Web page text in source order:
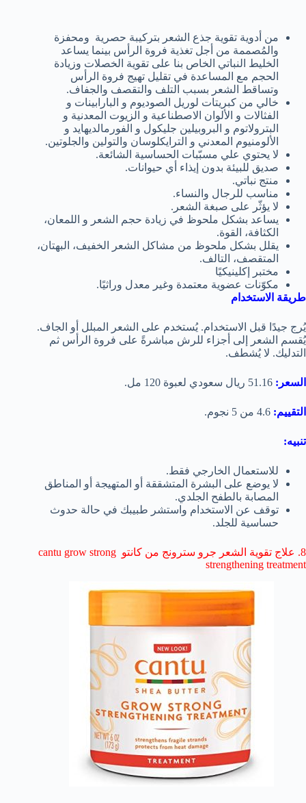
من أدوية تقوية جذع الشعر بتركيبة حصرية ومحفزة
والمُصممة من أجل تغذية فروة الرأس بينما يساعد
الخليط النباتي الخاص بنا على تقوية الخصلات وزيادة
الحجم مع المساعدة في تقليل تهيج فروة الرأس
وتساقط الشعر بسبب التلف والتقصف والجفاف.
خالي من كبريتات لوريل الصوديوم و البارابينات و
الفثالات و الألوان الاصطناعية و الزيوت المعدنية و
البترولاتوم و البروبيلين جليكول و الفورمالديهايد و
الألومنيوم المعدني و الترايكلوسان والتولين والجلوتين.
لا يحتوي علي مسبّبات الحساسية الشائعة.
صديق للبيئة بدون إيذاء أي حيوانات.
منتج نباتي.
مناسب للرجال والنساء.
لا يؤثّر على صبغة الشعر.
يساعد بشكل ملحوظ في زيادة حجم الشعر و اللمعان،
الكثافة، القوة.
يقلل بشكل ملحوظ من مشاكل الشعر الخفيف، البهتان،
المتقصف، التالف.
مختبر إكلينيكيًا
مكوّنات عضوية معتمدة وغير معدل وراثيًا.
طريقة الاستخدام
يُرج جيدًا قبل الاستخدام. يُستخدم على الشعر المبلل أو الجاف.
يُقسم الشعر إلى أجزاء للرش مباشرةً على فروة الرأس ثم
التدليك. لا يُشطف.
السعر: 51.16 ريال سعودي لعبوة 120 مل.
التقييم: 4.6 من 5 نجوم.
تنبيه:
للاستعمال الخارجي فقط.
لا يوضع على البشرة المتشققة أو المتهيجة أو المناطق
المصابة بالطفح الجلدي.
توقف عن الاستخدام واستشر طبيبك في حالة حدوث
حساسية للجلد.
8. علاج تقوية الشعر جرو سترونج من كانتو
cantu grow strong
strengthening treatment